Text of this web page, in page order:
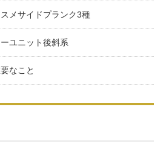
メサイドプランク3種
ユニット後斜系
なこと